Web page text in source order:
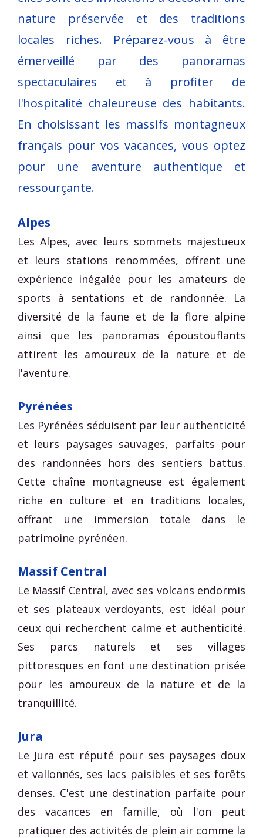
nature préservée et des traditions
locales riches. Préparez-vous à être
émerveillé par des panoramas
spectaculaires et à profiter de
l'hospitalité chaleureuse des habitants.
En choisissant les massifs montagneux
français pour vos vacances, vous optez
pour une aventure authentique et
ressourçante.
Alpes
Les Alpes, avec leurs sommets majestueux
et leurs stations renommées, offrent une
expérience inégalée pour les amateurs de
sports à sentations et de randonnée. La
diversité de la faune et de la flore alpine
ainsi que les panoramas époustouflants
attirent les amoureux de la nature et de
l'aventure.
Pyrénées
Les Pyrénées séduisent par leur authenticité
et leurs paysages sauvages, parfaits pour
des randonnées hors des sentiers battus.
Cette chaîne montagneuse est également
riche en culture et en traditions locales,
offrant une immersion totale dans le
patrimoine pyrénéen.
Massif Central
Le Massif Central, avec ses volcans endormis
et ses plateaux verdoyants, est idéal pour
ceux qui recherchent calme et authenticité.
Ses parcs naturels et ses villages
pittoresques en font une destination prisée
pour les amoureux de la nature et de la
tranquillité.
Jura
Le Jura est réputé pour ses paysages doux
et vallonnés, ses lacs paisibles et ses forêts
denses. C'est une destination parfaite pour
des vacances en famille, où l'on peut
pratiquer des activités de plein air comme la